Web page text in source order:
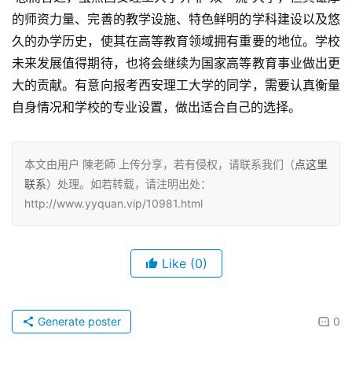
的师资力量、完善的教学设施、特色鲜明的学科建设以及悠
久的办学历史，使其在高等教育领域拥有重要的地位。学校
未来发展值得期待，也将会继续为国家高等教育事业做出更
大的贡献。有意向报考西安理工大学的同学，需要认真衡量
自身情况和学校的专业设置，做出适合自己的选择。
本文由用户 陳老師 上传分享，若有侵权，请联系我们（点这里
联系）处理。如若转载，请注明出处：
http://www.yyquan.vip/10981.html
Like (0)
0
Generate poster